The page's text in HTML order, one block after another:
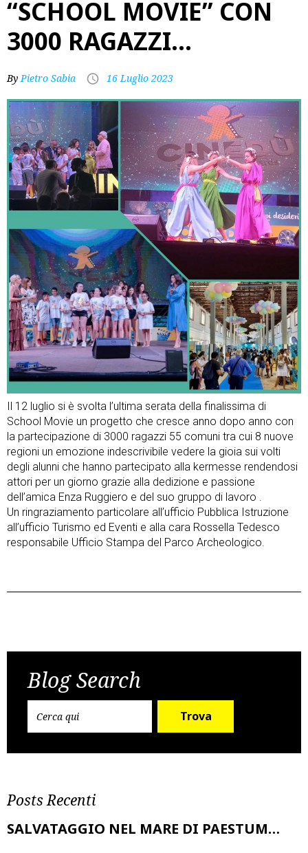
“SCHOOL MOVIE” CON
3000 RAGAZZI…
ByPietro Sabia 16 Luglio 2023
Il 12 luglio si è svolta l’ultima serata della finalissima di
School Movie un progetto che cresce anno dopo anno con
la partecipazione di 3000 ragazzi 55 comuni tra cui 8 nuove
regioni un emozione indescrivibile vedere la gioia sui volti
degli alunni che hanno partecipato alla kermesse rendendosi
attori per un giorno grazie alla dedizione e passione
dell’amica Enza Ruggiero e del suo gruppo di lavoro .
Un ringraziamento particolare all’ufficio Pubblica Istruzione
all’ufficio Turismo ed Eventi e alla cara Rossella Tedesco
responsabile Ufficio Stampa del Parco Archeologico.
navigation
Blog Search
Trova
Posts Recenti
SALVATAGGIO NEL MARE DI PAESTUM…